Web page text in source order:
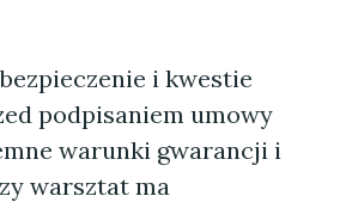
i kwestie
podpisaniem umowy
warunki gwarancji i
warsztat ma